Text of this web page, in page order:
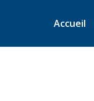
Accueil